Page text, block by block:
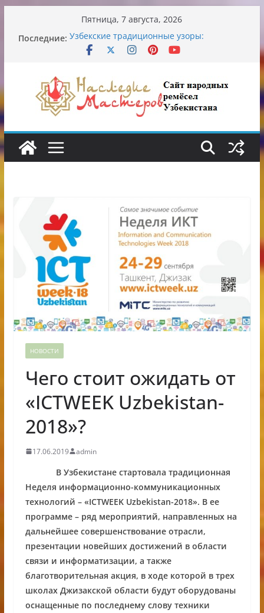
содержимому
Пятница, 7 августа, 2026
Последние: Узбекские традиционные узоры:
символика и происхождение
Опасная диета Алины Загитовой
От знахарей до университетских клиник
Обрушение на одном из ключевых
перекрёстков Ташкента: перекрыт
путепровод на Буюк Ипак Йули
НОВОСТИ
Чего стоит ожидать от
«ICTWEEK Uzbekistan-
2018»?
17.06.2019 admin
В Узбекистане стартовала традиционная
Неделя информационно-коммуникационных
технологий – «ICTWEEK Uzbekistan-2018». В ее
программе – ряд мероприятий, направленных на
дальнейшее совершенствование отрасли,
презентации новейших достижений в области
связи и информатизации, а также
благотворительная акция, в ходе которой в трех
школах Джизакской области будут оборудованы
оснащенные по последнему слову техники